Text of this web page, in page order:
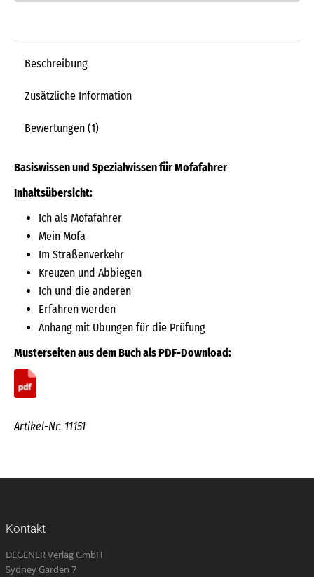
Beschreibung
Zusätzliche Information
Bewertungen (1)
Basiswissen und Spezialwissen für Mofafahrer
Inhaltsübersicht:
Ich als Mofafahrer
Mein Mofa
Im Straßenverkehr
Kreuzen und Abbiegen
Ich und die anderen
Erfahren werden
Anhang mit Übungen für die Prüfung
Musterseiten aus dem Buch als PDF-Download:
Artikel-Nr. 11151
Kontakt
DEGENER Verlag GmbH
Sydney Garden 7